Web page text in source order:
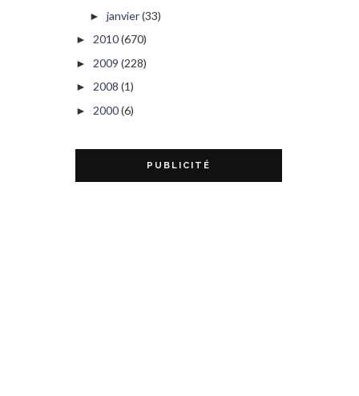
► janvier(33)
► 2010(670)
► 2009 (228)
► 2008 (1)
► 2000(6)
PUBLICITÉ